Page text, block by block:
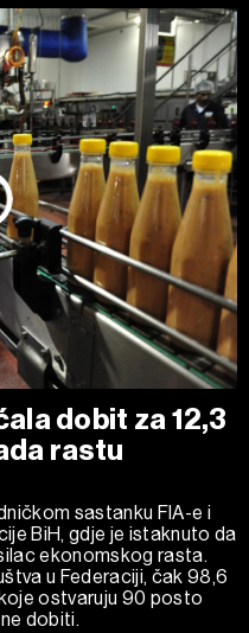
dobit za 12,3
rastu
sastanku FIA-e i
BiH, gdje je istaknuto da
ekonomskog rasta.
u Federaciji, čak 98,6
ostvaruju 90 posto
dobiti.